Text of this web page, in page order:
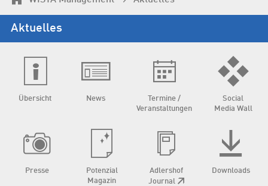
Aktuelles
Übersicht News
Termine /
Veranstaltungen
Social
Media Wall
Presse
Potenzial
Magazin
Adlershof
Journal
Downloads